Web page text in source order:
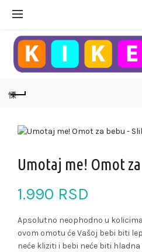
Umotaj me! Omot
1.990 RSD
Apsolutno neophodno u kolicima
ovom omotu će Vašoj bebi biti
neće kliziti i bebi neće biti